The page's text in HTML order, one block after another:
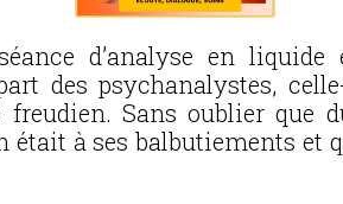
d’analyse en liquide
des psychanalystes,
Sans oublier que
était à ses balbutiements et